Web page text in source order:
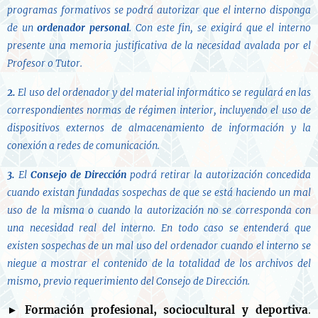
programas formativos se podrá autorizar que el interno disponga
de unordenador personal. Con este fin, se exigirá que el interno
presente una memoria justificativa de la necesidad avalada por el
Profesor o Tutor.
2. El uso del ordenador y del material informático se regulará en las
correspondientes normas de régimen interior, incluyendo el uso de
dispositivos externos de almacenamiento de información y la
conexión a redes de comunicación.
3. El Consejo de Dirección podrá retirar la autorización concedida
cuando existan fundadas sospechas de que se está haciendo un mal
uso de la misma o cuando la autorización no se corresponda con
una necesidad real del interno. En todo caso se entenderá que
existen sospechas de un mal uso del ordenador cuando el interno se
niegue a mostrar el contenido de la totalidad de los archivos del
mismo, previo requerimiento del Consejo de Dirección.
► Formación profesional, sociocultural y deportiva.